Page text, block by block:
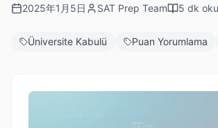
2025年1月5日 SAT Prep Team 5 dk
Üniversite Kabulü Puan Yorumlama